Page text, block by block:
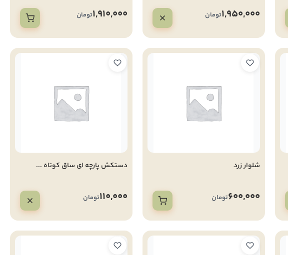
1,950,000تومان 1,910,000تومان
شلوار زرد
600,000تومان
دستکش پارچه ای ساق کوتاه ...
110,000تومان